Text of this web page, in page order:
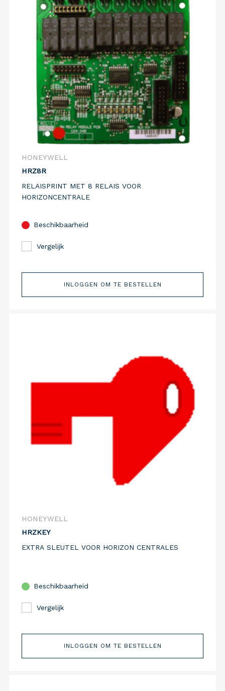
HONEYWELL
HRZ8R
RELAISPRINT MET 8 RELAIS VOOR
HORIZONCENTRALE
Beschikbaarheid
Vergelijk
INLOGGEN OM TE BESTELLEN
HONEYWELL
HRZKEY
EXTRA SLEUTEL VOOR HORIZON CENTRALES
Beschikbaarheid
Vergelijk
INLOGGEN OM TE BESTELLEN